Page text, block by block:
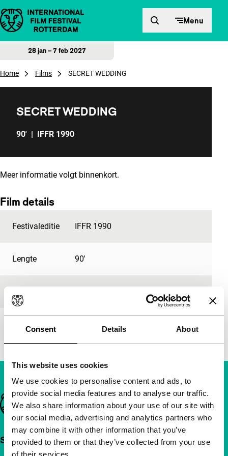
Consent Details About
This website uses cookies
We use cookies to personalise content and ads, to
provide social media features and to analyse our traffic.
We also share information about your use of our site with
our social media, advertising and analytics partners who
may combine it with other information that you’ve
provided to them or that they’ve collected from your use
of their services.
Direct naar inhoud Menu
28 jan – 7 feb 2027
Home Films SECRET WEDDING
SECRET WEDDING
90' | IFFR 1990
Meer informatie volgt binnenkort.
Film details
Festivaleditie IFFR 1990
Lengte 90'
Première status
Belangrijke links
Snel naar